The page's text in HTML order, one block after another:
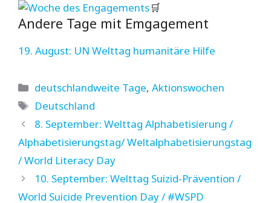
🛒
Andere Tage mit Emgagement
19. August: UN Welttag humanitäre Hilfe
Kategorien
deutschlandweite Tage,Aktionswochen
Schlagwörter
Deutschland
8. September: Welttag Alphabetisierung /
Alphabetisierungstag/ Weltalphabetisierungstag
/ World Literacy Day
10. September: Welttag Suizid-Prävention /
World Suicide Prevention Day / #WSPD